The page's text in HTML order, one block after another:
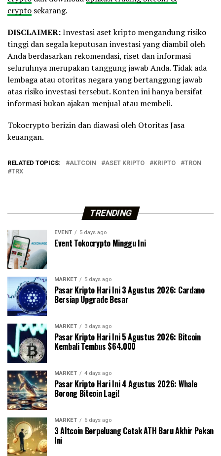
crypto sekarang.
DISCLAIMER:Investasi aset kripto mengandung risiko
tinggi dan segala keputusan investasi yang diambil oleh
Anda berdasarkan rekomendasi, riset dan informasi
seluruhnya merupakan tanggung jawab Anda. Tidak ada
lembaga atau otoritas negara yang bertanggung jawab
atas risiko investasi tersebut. Konten ini hanya bersifat
informasi bukan ajakan menjual atau membeli.
Tokocrypto berizin dan diawasi oleh Otoritas Jasa
keuangan.
RELATED TOPICS: ALTCOIN ASET KRIPTO KRIPTO
TRON
TRX
TRENDING
EVENT 5 days ago
Event Tokocrypto Minggu Ini
MARKET 5 days ago
Pasar Kripto Hari Ini 3 Agustus 2026: Cardano
Bersiap Upgrade Besar
MARKET 3 days ago
Pasar Kripto Hari Ini 5 Agustus 2026: Bitcoin
Kembali Tembus $64.000
MARKET 4 days ago
Pasar Kripto Hari Ini 4 Agustus 2026: Whale
Borong Bitcoin Lagi!
MARKET 6 days ago
3 Altcoin Berpeluang Cetak ATH Baru Akhir Pekan
Ini